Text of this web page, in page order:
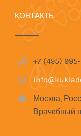
КОНТАКТЫ
+7 (495)
Москва,
Врачебный